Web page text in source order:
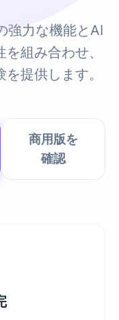
強力な機能とAI
組み合わせ、
提供します。
商用版を
確認